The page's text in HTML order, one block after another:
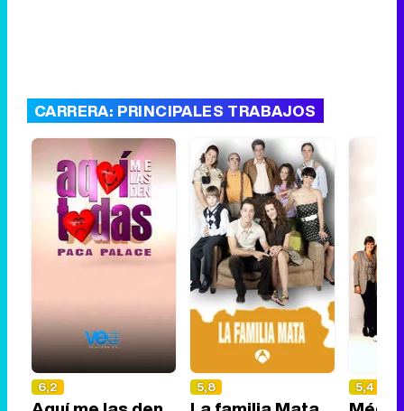
CARRERA: PRINCIPALES TRABAJOS
6,2 5,8 5,4